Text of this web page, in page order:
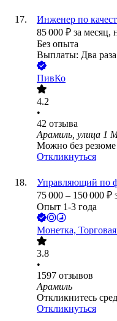
Инженер по
85 000 ₽ за месяц,
Без опыта
Выплаты: Два
ПивКо
4.2
•
42 отзыва
Арамиль, улица 1
Можно без резюме
Откликнуться
Управляющий по
75 000 – 150 000 ₽
Опыт 1-3 года
Монетка, Торговая
3.8
•
1597 отзывов
Арамиль
Откликнитесь
Откликнуться